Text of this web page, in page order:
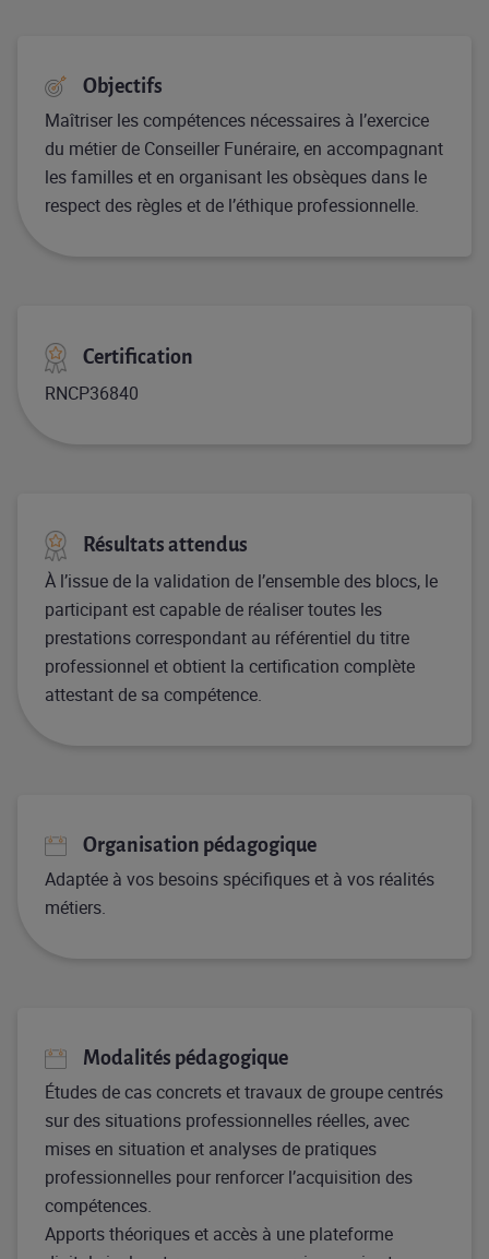
Objectifs
Maîtriser les compétences nécessaires à l’exercice
du métier de Conseiller Funéraire, en accompagnant
les familles et en organisant les obsèques dans le
respect des règles et de l’éthique professionnelle.
Certification
RNCP36840
Résultats attendus
À l’issue de la validation de l’ensemble des blocs, le
participant est capable de réaliser toutes les
prestations correspondant au référentiel du titre
professionnel et obtient la certification complète
attestant de sa compétence.
Organisation pédagogique
Adaptée à vos besoins spécifiques et à vos réalités
métiers.
Modalités pédagogique
Études de cas concrets et travaux de groupe centrés
sur des situations professionnelles réelles, avec
mises en situation et analyses de pratiques
professionnelles pour renforcer l’acquisition des
compétences.
Apports théoriques et accès à une plateforme